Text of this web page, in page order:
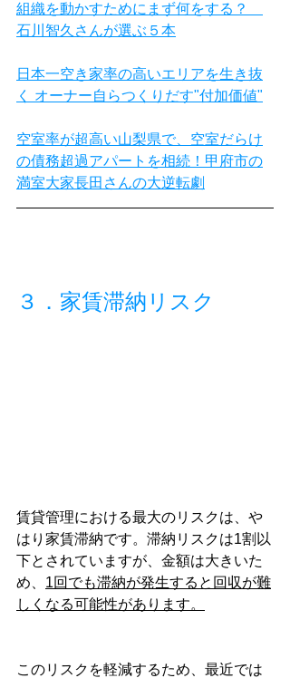
組織を動かすためにまず何をする？
石川智久さんが選ぶ５本
⽇本⼀空き家率の⾼いエリアを⽣き抜
く オーナー自らつくりだす"付加価値"
空室率が超高い山梨県で、空室だらけ
の債務超過アパートを相続！甲府市の
満室大家長田さんの大逆転劇
３．家賃滞納リスク
賃貸管理における最大のリスクは、や
はり家賃滞納です。滞納リスクは1割以
下とされていますが、金額は大きいた
め、 1回でも滞納が発生すると回収が難
しくなる可能性があります。
このリスクを軽減するため、最近では